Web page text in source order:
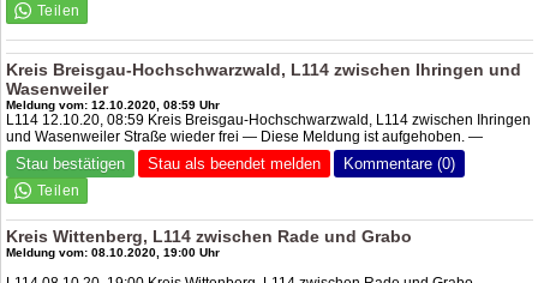
Kreis Breisgau-Hochschwarzwald, L114 zwischen Ihringen und
Wasenweiler
Meldung vom: 12.10.2020, 08:59 Uhr
L114 12.10.20, 08:59 Kreis Breisgau-Hochschwarzwald, L114 zwischen Ihringen
und Wasenweiler Straße wieder frei — Diese Meldung ist aufgehoben. —
Stau bestätigen Stau als beendet melden Kommentare (0)
Kreis Wittenberg, L114 zwischen Rade und Grabo
Meldung vom: 08.10.2020, 19:00 Uhr